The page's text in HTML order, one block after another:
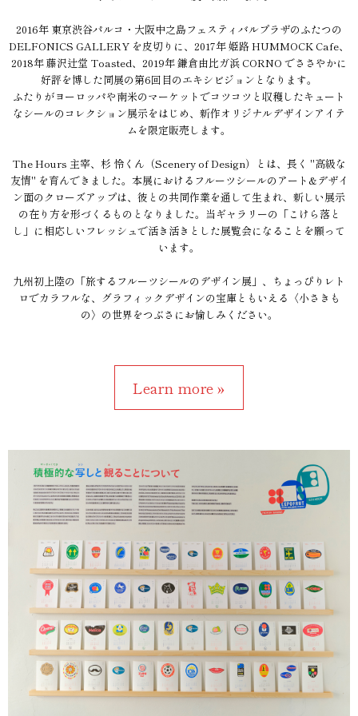
2016年 東京渋谷パルコ・大阪中之島フェスティバルプラザのふたつの
DELFONICS GALLERY を皮切りに、2017年 姫路 HUMMOCK Cafe、
2018年 藤沢辻堂 Toasted、2019年 鎌倉由比ガ浜 CORNO でささやかに
好評を博した同展の第6回目のエキシビジョンとなります。
ふたりがヨーロッパや南米のマーケットでコツコツと収穫したキュート
なシールのコレクション展示をはじめ、新作オリジナルデザインアイテ
ムを限定販売します。
The Hours 主宰、杉 怜くん（Scenery of Design）とは、長く "高級な
友情" を育んできました。本展におけるフルーツシールのアート&デザイ
ン面のクローズアップは、彼との共同作業を通して生まれ、新しい展示
の在り方を形づくるものとなりました。当ギャラリーの「こけら落と
し」に相応しいフレッシュで活き活きとした展覧会になることを願って
います。
九州初上陸の「旅するフルーツシールのデザイン展」、ちょっぴりレト
ロでカラフルな、グラフィックデザインの宝庫ともいえる〈小さきも
の〉の世界をつぶさにお愉しみください。
Learn more »